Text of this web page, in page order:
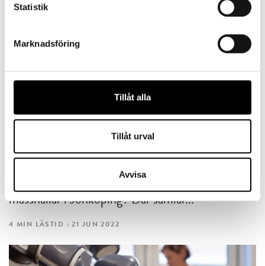
Statistik
Marknadsföring
Tillåt alla
Tillåt urval
Avvisa
KOMPETENSFÖRSÖRJNING
Från Scania till U.S. Air Force – de rekryterar från
Finns lösningen på industrins stora
rekryteringsbehov i några nedsläckta
mässhallar i Jönköping? Där samlar...
4 MIN LÄSTID : 21 JUN 2022